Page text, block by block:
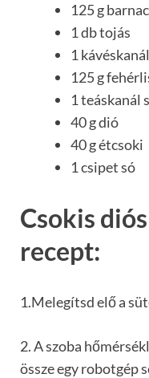
125 g
1 db tojás
1
125 g
1 teáskanál
40 g dió
40 g étcsoki
1 csipet só
Csokis
recept:
1.Melegítsd elő a
2. A szoba
össze egy robotgép